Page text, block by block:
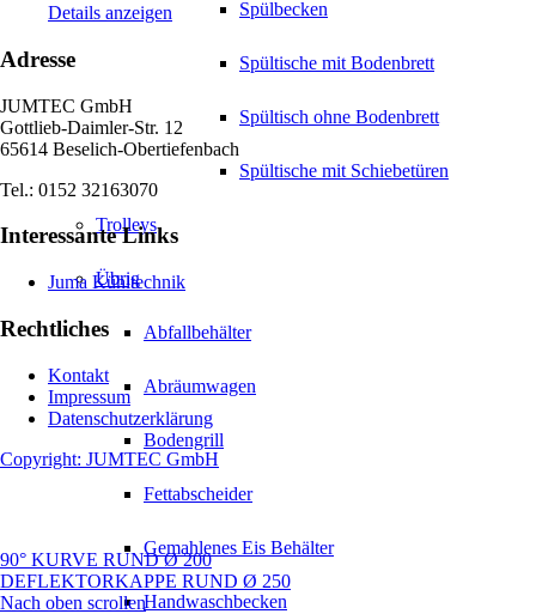
Spülbecken
Spültische mit Bodenbrett
Spültisch ohne Bodenbrett
Spültische mit Schiebetüren
Trolleys
Übrig
Abfallbehälter
Abräumwagen
Bodengrill
Fettabscheider
Gemahlenes Eis Behälter
Handwaschbecken
Details anzeigen
Adresse
JUMTEC GmbH
Gottlieb-Daimler-Str. 12
65614 Beselich-Obertiefenbach
Tel.: 0152 32163070
Interessante Links
Juma Kühltechnik
Rechtliches
Kontakt
Impressum
Datenschutzerklärung
Copyright: JUMTEC GmbH
90° KURVE RUND Ø 200
DEFLEKTORKAPPE RUND Ø 250
Nach oben scrollen